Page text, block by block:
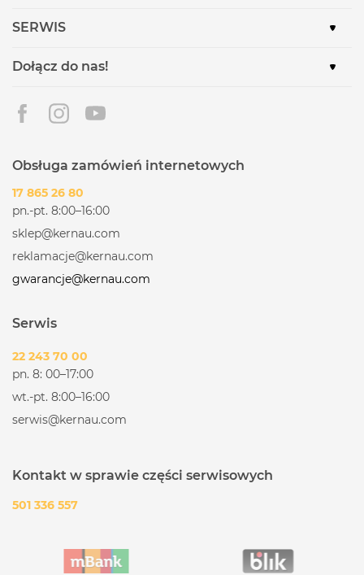
SERWIS
Dołącz do nas!
Obsługa zamówień internetowych
17 865 26 80
pn.-pt. 8:00–16:00
sklep@kernau.com
reklamacje@kernau.com
gwarancje@kernau.com
Serwis
22 243 70 00
pn. 8: 00–17:00
wt.-pt. 8:00–16:00
serwis@kernau.com
Kontakt w sprawie części serwisowych
501 336 557